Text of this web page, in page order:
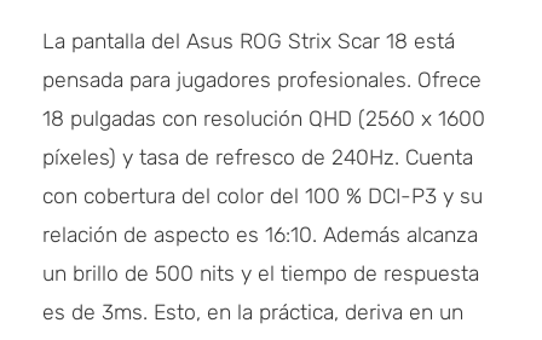
La pantalla del Asus ROG Strix Scar 18 está
pensada para jugadores profesionales. Ofrece
18 pulgadas con resolución QHD (2560 x 1600
píxeles) y tasa de refresco de 240Hz. Cuenta
con cobertura del color del 100 % DCI-P3 y su
relación de aspecto es 16:10. Además alcanza
un brillo de 500 nits y el tiempo de respuesta
es de 3ms. Esto, en la práctica, deriva en un